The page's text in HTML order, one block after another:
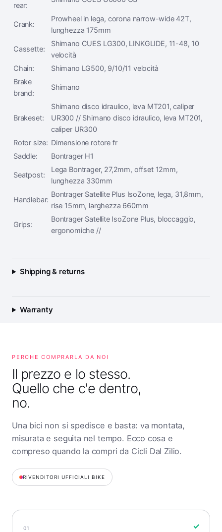
rear:
Crank:
Prowheel in lega, corona narrow-wide 42T,
lunghezza 175mm
Cassette:
Shimano CUES LG300, LINKGLIDE, 11-48, 10
velocità
Chain:
Shimano LG500, 9/10/11 velocità
Brake
brand:
Shimano
Brakeset:
Shimano disco idraulico, leva MT201, caliper
UR300 // Shimano disco idraulico, leva MT201,
caliper UR300
Rotor size: Dimensione rotore fr
Saddle:
Bontrager H1
Seatpost:
Lega Bontrager, 27,2mm, offset 12mm,
lunghezza 330mm
Handlebar:
Bontrager Satellite Plus IsoZone, lega, 31,8mm,
rise 15mm, larghezza 660mm
Grips:
Bontrager Satellite IsoZone Plus, bloccaggio,
ergonomiche //
Shipping & returns
Warranty
PERCHE COMPRARLA DA NOI
Il prezzo e lo stesso.
Quello che c'e dentro,
no.
Una bici non si spedisce e basta: va montata,
misurata e seguita nel tempo. Ecco cosa e
compreso quando la compri da Cicli Dal Zilio.
RIVENDITORI UFFICIALI BIKE
✓
01